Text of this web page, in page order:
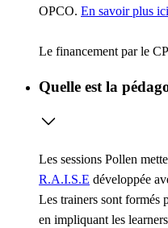
OPCO. En savoir plus ici
Le financement par le
Quelle est la
Les sessions Pollen
R.A.I.S.E développée
Les trainers sont formés
en impliquant les